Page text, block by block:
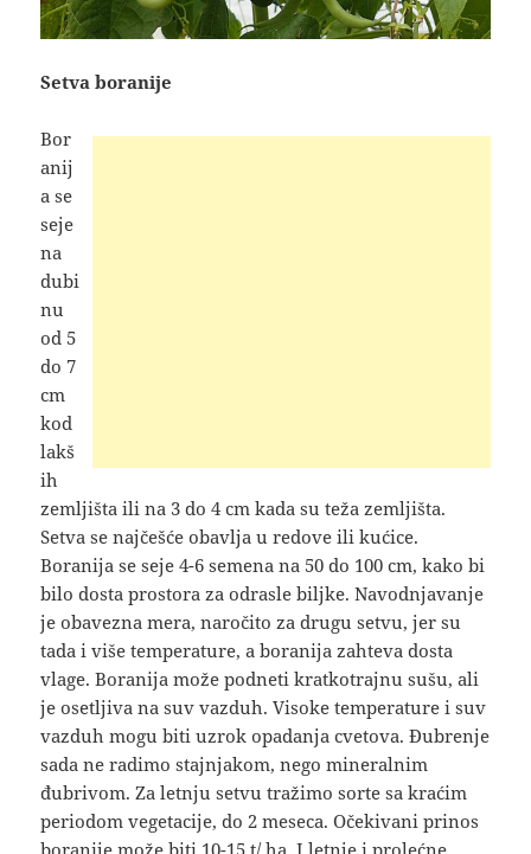
Setva boranije
Bor
anij
a se
seje
na
dubi
nu
od 5
do 7
cm
kod
lakš
ih
zemljišta ili na 3 do 4 cm kada su teža zemljišta.
Setva se najčešće obavlja u redove ili kućice.
Boranija se seje 4-6 semena na 50 do 100 cm, kako bi
bilo dosta prostora za odrasle biljke. Navodnjavanje
je obavezna mera, naročito za drugu setvu, jer su
tada i više temperature, a boranija zahteva dosta
vlage. Boranija može podneti kratkotrajnu sušu, ali
je osetljiva na suv vazduh. Visoke temperature i suv
vazduh mogu biti uzrok opadanja cvetova. Đubrenje
sada ne radimo stajnjakom, nego mineralnim
đubrivom. Za letnju setvu tražimo sorte sa kraćim
periodom vegetacije, do 2 meseca. Očekivani prinos
boranije može biti 10-15 t/ ha. I letnje i prolećne